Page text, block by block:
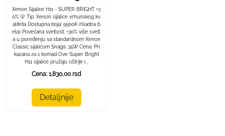
Xenon Sijalice H11 - SUPER BRIGHT +3
0% 💡 Tip: Xenon sijalice vrhunskog kv
aliteta Dostupna boja: 5500K (hladna b
ela) Povećana svetlost: +30% više svetl
a u poređenju sa standardnom Xenon
Classic sijalicom Snaga: 35W Cena: Pri
kazana za 1 komad Ove Super Bright
H11 sijalice pružaju oštrije i...
Cena: 1.830,00 rsd
Detaljnije